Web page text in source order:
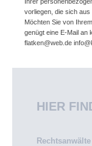
vorliegen, die sich aus
Möchten Sie von
genügt eine E-Mail an
flatken@web.de
HIER